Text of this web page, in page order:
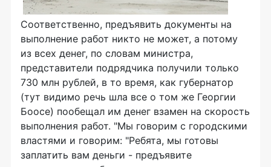
Соответственно, предъявить документы на
выполнение работ никто не может, а потому
из всех денег, по словам министра,
представители подрядчика получили только
730 млн рублей, в то время, как губернатор
(тут видимо речь шла все о том же Георгии
Боосе) пообещал им денег взамен на скорость
выполнения работ. "Мы говорим с городскими
властями и говорим: "Ребята, мы готовы
заплатить вам деньги - предъявите